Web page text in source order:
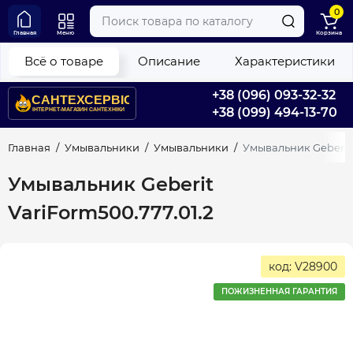
+38 (096) 093-32-32
+38 (099) 494-13-70
Главная Меню
0
Корзина
Главная Умывальники Умывальники Умывальник Geberit
Умывальник Geberit
VariForm500.777.01.2
Всё о товаре Описание Характеристики
код: V28900
ПОЖИЗНЕННАЯ ГАРАНТИЯ